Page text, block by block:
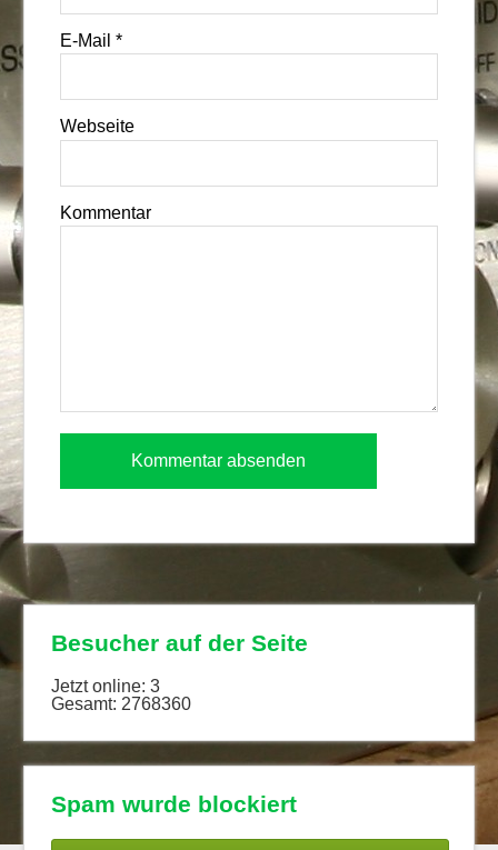
E-Mail *
Webseite
Kommentar
Besucher auf der Seite
Jetzt online: 3
Gesamt: 2768360
Spam wurde blockiert